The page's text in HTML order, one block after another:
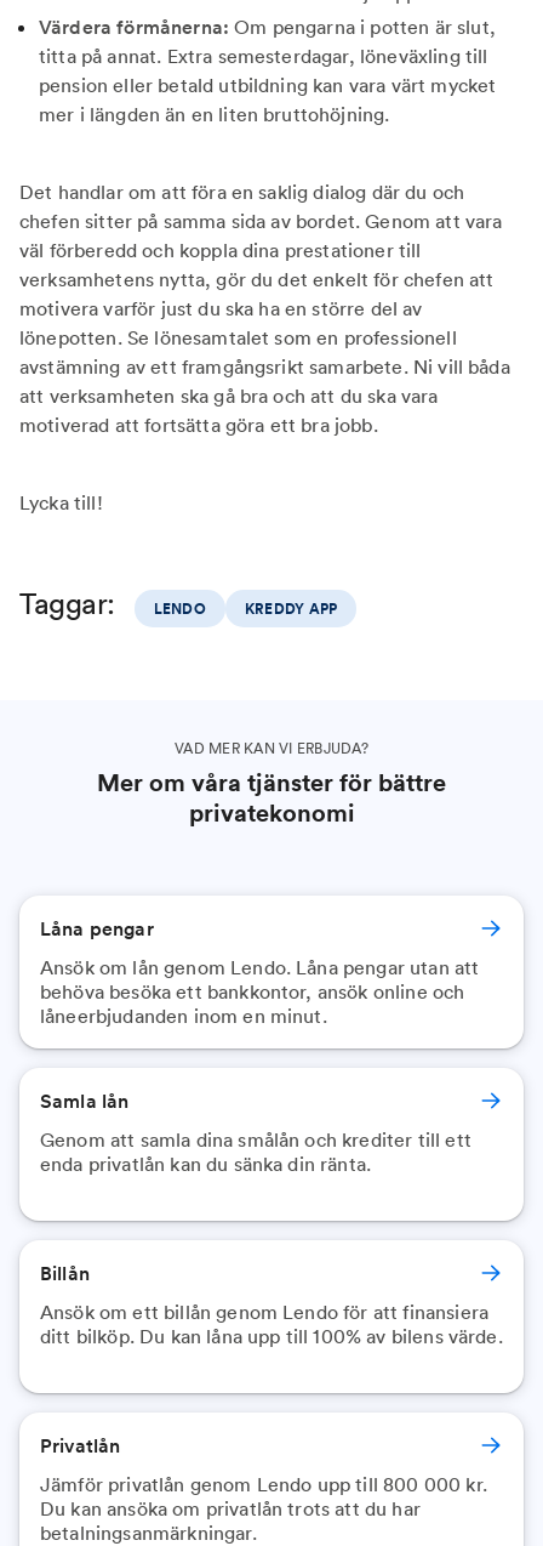
Värdera förmånerna: Om pengarna i potten är slut,
titta på annat. Extra semesterdagar, löneväxling till
pension eller betald utbildning kan vara värt mycket
mer i längden än en liten bruttohöjning.
Det handlar om att föra en saklig dialog där du och
chefen sitter på samma sida av bordet. Genom att vara
väl förberedd och koppla dina prestationer till
verksamhetens nytta, gör du det enkelt för chefen att
motivera varför just du ska ha en större del av
lönepotten. Se lönesamtalet som en professionell
avstämning av ett framgångsrikt samarbete. Ni vill båda
att verksamheten ska gå bra och att du ska vara
motiverad att fortsätta göra ett bra jobb.
Lycka till!
Taggar: LENDO KREDDY APP
VAD MER KAN VI ERBJUDA?
Mer om våra tjänster för bättre
privatekonomi
Låna pengar
Ansök om lån genom Lendo. Låna pengar utan att
behöva besöka ett bankkontor, ansök online och
låneerbjudanden inom en minut.
Samla lån
Genom att samla dina smålån och krediter till ett
enda privatlån kan du sänka din ränta.
Billån
Ansök om ett billån genom Lendo för att finansiera
ditt bilköp. Du kan låna upp till 100% av bilens värde.
Privatlån
Jämför privatlån genom Lendo upp till 800 000 kr.
Du kan ansöka om privatlån trots att du har
betalningsanmärkningar.